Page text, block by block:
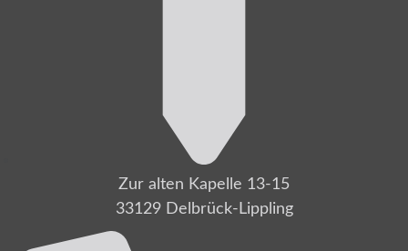
Zur alten Kapelle 13-15
33129 Delbrück-Lippling